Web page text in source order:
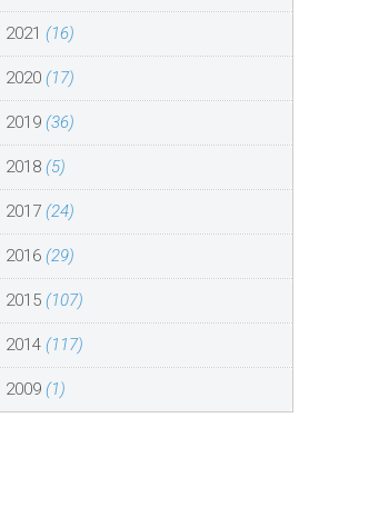
2021 (16)
2020 (17)
2019 (36)
2018 (5)
2017 (24)
2016 (29)
2015 (107)
2014 (117)
2009 (1)